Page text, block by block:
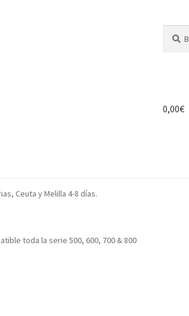
por:
Finalizar compra
0,00€
Ceuta y Melilla 4-8 días.
toda la serie 500, 600, 700 & 800